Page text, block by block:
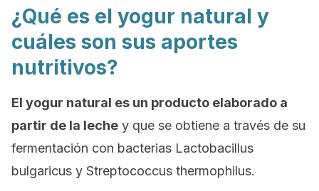
¿Qué es el yogur natural y
cuáles son sus aportes
nutritivos?
El yogur natural es un producto elaborado a
partir de la leche y que se obtiene a través de su
fermentación con bacterias Lactobacillus
bulgaricus y Streptococcus thermophilus.